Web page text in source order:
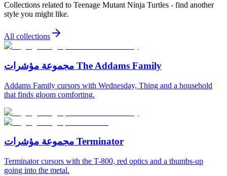
Collections related to Teenage Mutant Ninja Turtles - find another
style you might like.
All collections
مجموعة مؤشرات The Addams Family
Addams Family cursors with Wednesday, Thing and a household
that finds gloom comforting.
مجموعة مؤشرات Terminator
Terminator cursors with the T-800, red optics and a thumbs-up
going into the metal.